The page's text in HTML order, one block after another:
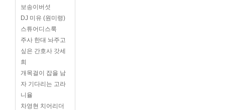
보송이버섯
DJ 미유 (원미령)
스튜어디스룩
주사 한대 놔주고
싶은 간호사 갓세
희
개목걸이 잡을 남
자 기다리는 고라
니율
차영현 치어리더